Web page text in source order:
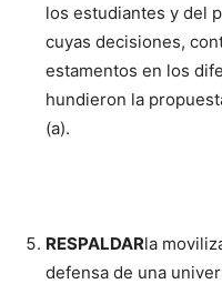
los estudiantes y del
cuyas decisiones,
estamentos en los
hundieron la
(a).
RESPALDARla
defensa de una